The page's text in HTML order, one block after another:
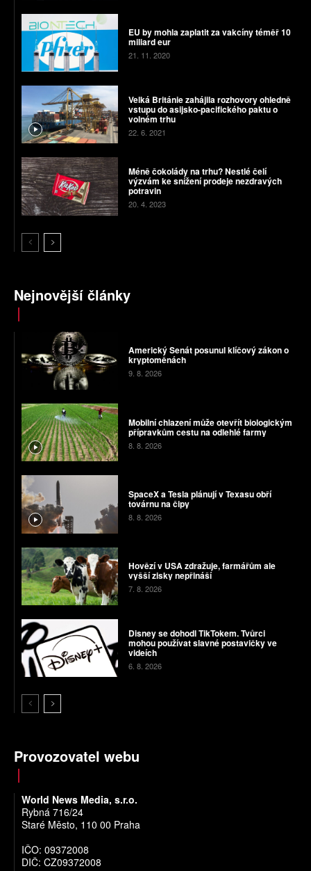
EU by mohla zaplatit za vakcíny téměř 10
miliard eur
21. 11. 2020
Velká Británie zahájila rozhovory ohledně
vstupu do asijsko-pacifického paktu o
volném trhu
22. 6. 2021
Méně čokolády na trhu? Nestlé čelí
výzvám ke snížení prodeje nezdravých
potravin
20. 4. 2023
Nejnovější články
Americký Senát posunul klíčový zákon o
kryptoměnách
9. 8. 2026
Mobilní chlazení může otevřít biologickým
přípravkům cestu na odlehlé farmy
8. 8. 2026
SpaceX a Tesla plánují v Texasu obří
továrnu na čipy
8. 8. 2026
Hovězí v USA zdražuje, farmářům ale
vyšší zisky nepřináší
7. 8. 2026
Disney se dohodl TikTokem. Tvůrci
mohou používat slavné postavičky ve
videích
6. 8. 2026
Provozovatel webu
World News Media, s.r.o.
Rybná 716/24
Staré Město, 110 00 Praha
IČO: 09372008
DIČ: CZ09372008